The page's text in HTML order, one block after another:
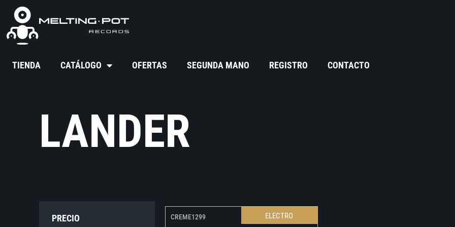
TIENDA CATÁLOGO OFERTAS SEGUNDA MANO REGISTRO CONTACTO
LANDER
PRECIO CREME1299 ELECTRO